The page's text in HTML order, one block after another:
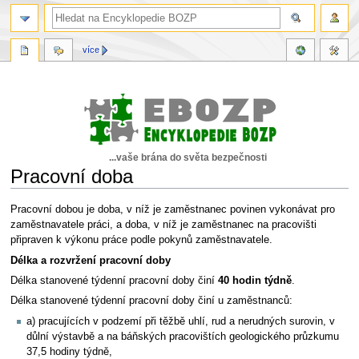
...vaše brána do světa bezpečnosti
Pracovní doba
Skočit
na
navigaci
Skočit
na
vyhledávání
Pracovní dobou je doba, v níž je zaměstnanec povinen vykonávat pro
zaměstnavatele práci, a doba, v níž je zaměstnanec na pracovišti
připraven k výkonu práce podle pokynů zaměstnavatele.
Délka a rozvržení pracovní doby
Délka stanovené týdenní pracovní doby činí 40 hodin týdně.
Délka stanovené týdenní pracovní doby činí u zaměstnanců:
a) pracujících v podzemí při těžbě uhlí, rud a nerudných surovin, v
důlní výstavbě a na báňských pracovištích geologického průzkumu
37,5 hodiny týdně,
více